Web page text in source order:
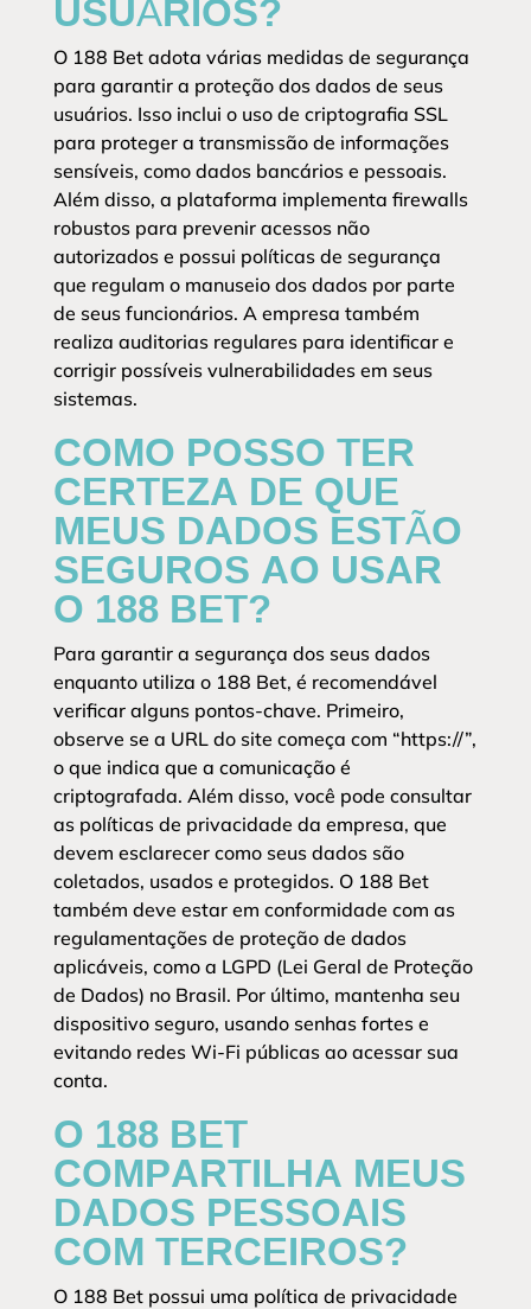
O 188 Bet adota várias medidas de segurança
para garantir a proteção dos dados de seus
usuários. Isso inclui o uso de criptografia SSL
para proteger a transmissão de informações
sensíveis, como dados bancários e pessoais.
Além disso, a plataforma implementa firewalls
robustos para prevenir acessos não
autorizados e possui políticas de segurança
que regulam o manuseio dos dados por parte
de seus funcionários. A empresa também
realiza auditorias regulares para identificar e
corrigir possíveis vulnerabilidades em seus
sistemas.
COMO POSSO TER
CERTEZA DE QUE
MEUS DADOS ESTÃO
SEGUROS AO USAR
O 188 BET?
Para garantir a segurança dos seus dados
enquanto utiliza o 188 Bet, é recomendável
verificar alguns pontos-chave. Primeiro,
observe se a URL do site começa com “https://”,
o que indica que a comunicação é
criptografada. Além disso, você pode consultar
as políticas de privacidade da empresa, que
devem esclarecer como seus dados são
coletados, usados e protegidos. O 188 Bet
também deve estar em conformidade com as
regulamentações de proteção de dados
aplicáveis, como a LGPD (Lei Geral de Proteção
de Dados) no Brasil. Por último, mantenha seu
dispositivo seguro, usando senhas fortes e
evitando redes Wi-Fi públicas ao acessar sua
conta.
O 188 BET
COMPARTILHA MEUS
DADOS PESSOAIS
COM TERCEIROS?
O 188 Bet possui uma política de privacidade